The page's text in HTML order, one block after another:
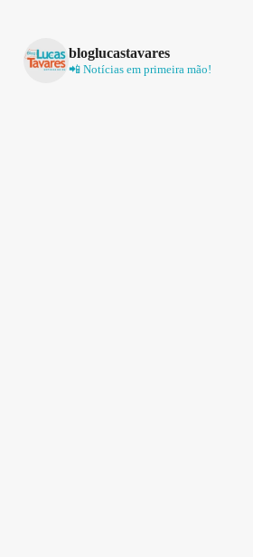
bloglucastavares
📲 Notícias em primeira mão!